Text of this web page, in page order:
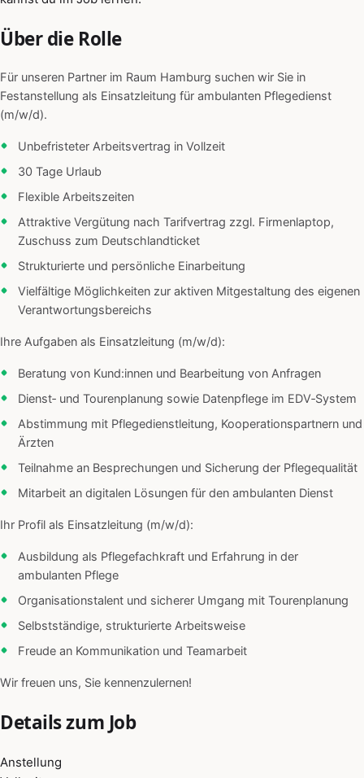
Über die Rolle
Für unseren Partner im Raum Hamburg suchen wir Sie in
Festanstellung als Einsatzleitung für ambulanten Pflegedienst
(m/w/d).
Unbefristeter Arbeitsvertrag in Vollzeit
30 Tage Urlaub
Flexible Arbeitszeiten
Attraktive Vergütung nach Tarifvertrag zzgl. Firmenlaptop,
Zuschuss zum Deutschlandticket
Strukturierte und persönliche Einarbeitung
Vielfältige Möglichkeiten zur aktiven Mitgestaltung des eigenen
Verantwortungsbereichs
Ihre Aufgaben als Einsatzleitung (m/w/d):
Beratung von Kund:innen und Bearbeitung von Anfragen
Dienst‑ und Tourenplanung sowie Datenpflege im EDV‑System
Abstimmung mit Pflegedienstleitung, Kooperationspartnern und
Ärzten
Teilnahme an Besprechungen und Sicherung der Pflegequalität
Mitarbeit an digitalen Lösungen für den ambulanten Dienst
Ihr Profil als Einsatzleitung (m/w/d):
Ausbildung als Pflegefachkraft und Erfahrung in der
ambulanten Pflege
Organisationstalent und sicherer Umgang mit Tourenplanung
Selbstständige, strukturierte Arbeitsweise
Freude an Kommunikation und Teamarbeit
Wir freuen uns, Sie kennenzulernen!
Details zum Job
Anstellung